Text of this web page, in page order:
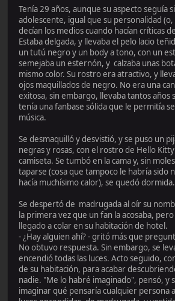
Tenía 29 años, aunque su aspecto seguía
adolescente, igual que su personalidad
decían los medios cuando hacían críticas
Estaba delgada, y llevaba el pelo lacio
un tutú negro y un body a tono, con un
semejaba un esternón, y calzaba unas
mismo color. Su rostro era atractivo, y
ojos maquillados de negro. No era una
exitosa, sin embargo, llevaba tantos años
tenía una fanbase sólida que le permitía
música.
Se desmaquilló y desvistió, y se puso un
negras y rosas, con el rostro de Hello
camiseta. Se tumbó en la cama y, sin
taparse (cosa que tampoco le habría sido
hacía muchísimo calor), se quedó dormida.
Se despertó de madrugada al oír su
la primera vez que un fan la acosaba,
llegado a colar en su habitación de hotel.
- ¿Hay alguien ahí? - gritó más que
No obtuvo respuesta. Sin embargo, se
encendió todas las luces. Acto seguido,
de su habitación, para acabar
nadie. "Me lo habré imaginado", pensó, y
imaginar qué pensaría cualquier persona